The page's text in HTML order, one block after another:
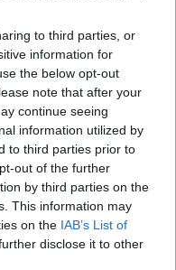
to third parties, or
information for
the below opt-out
note that after your
continue seeing
information utilized by
to third parties prior to
out of the further
by third parties on the
This information may
on the IAB’s List of
disclose it to other